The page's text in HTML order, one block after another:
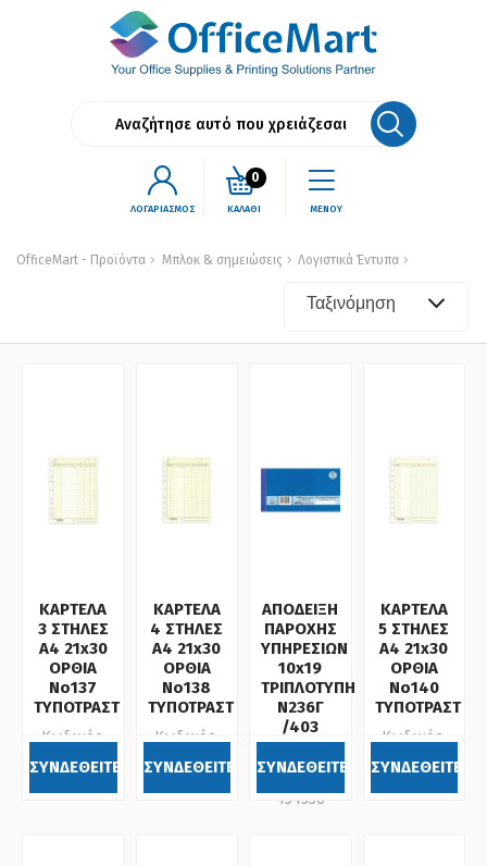
ΛΟΓΑΡΙΑΣΜΟΣ ΚΑΛΑΘΙ
0
ΜΕΝΟΥ
OfficeMart - Προϊόντα Μπλοκ & σημειώσεις Λογιστικά Έντυπα
Ταξινόμηση
ΚΑΡΤΕΛΑ
3 ΣΤΗΛΕΣ
Α4 21x30
ΟΡΘΙΑ
Νο137
ΤΥΠΟΤΡΑΣΤ
Κωδικός:
054137
ΣΥΝΔΕΘΕΙΤΕ
ΚΑΡΤΕΛΑ
4 ΣΤΗΛΕΣ
Α4 21x30
ΟΡΘΙΑ
Νο138
ΤΥΠΟΤΡΑΣΤ
Κωδικός:
054138
ΣΥΝΔΕΘΕΙΤΕ
ΑΠΟΔΕΙΞΗ
ΠΑΡΟΧΗΣ
ΥΠΗΡΕΣΙΩΝ
10x19
ΤΡΙΠΛΟΤΥΠΗ
Ν236Γ
/403
PEPICO
Κωδικός:
454336
ΣΥΝΔΕΘΕΙΤΕ
ΚΑΡΤΕΛΑ
5 ΣΤΗΛΕΣ
Α4 21x30
ΟΡΘΙΑ
Νο140
ΤΥΠΟΤΡΑΣΤ
Κωδικός:
054140
ΣΥΝΔΕΘΕΙΤΕ